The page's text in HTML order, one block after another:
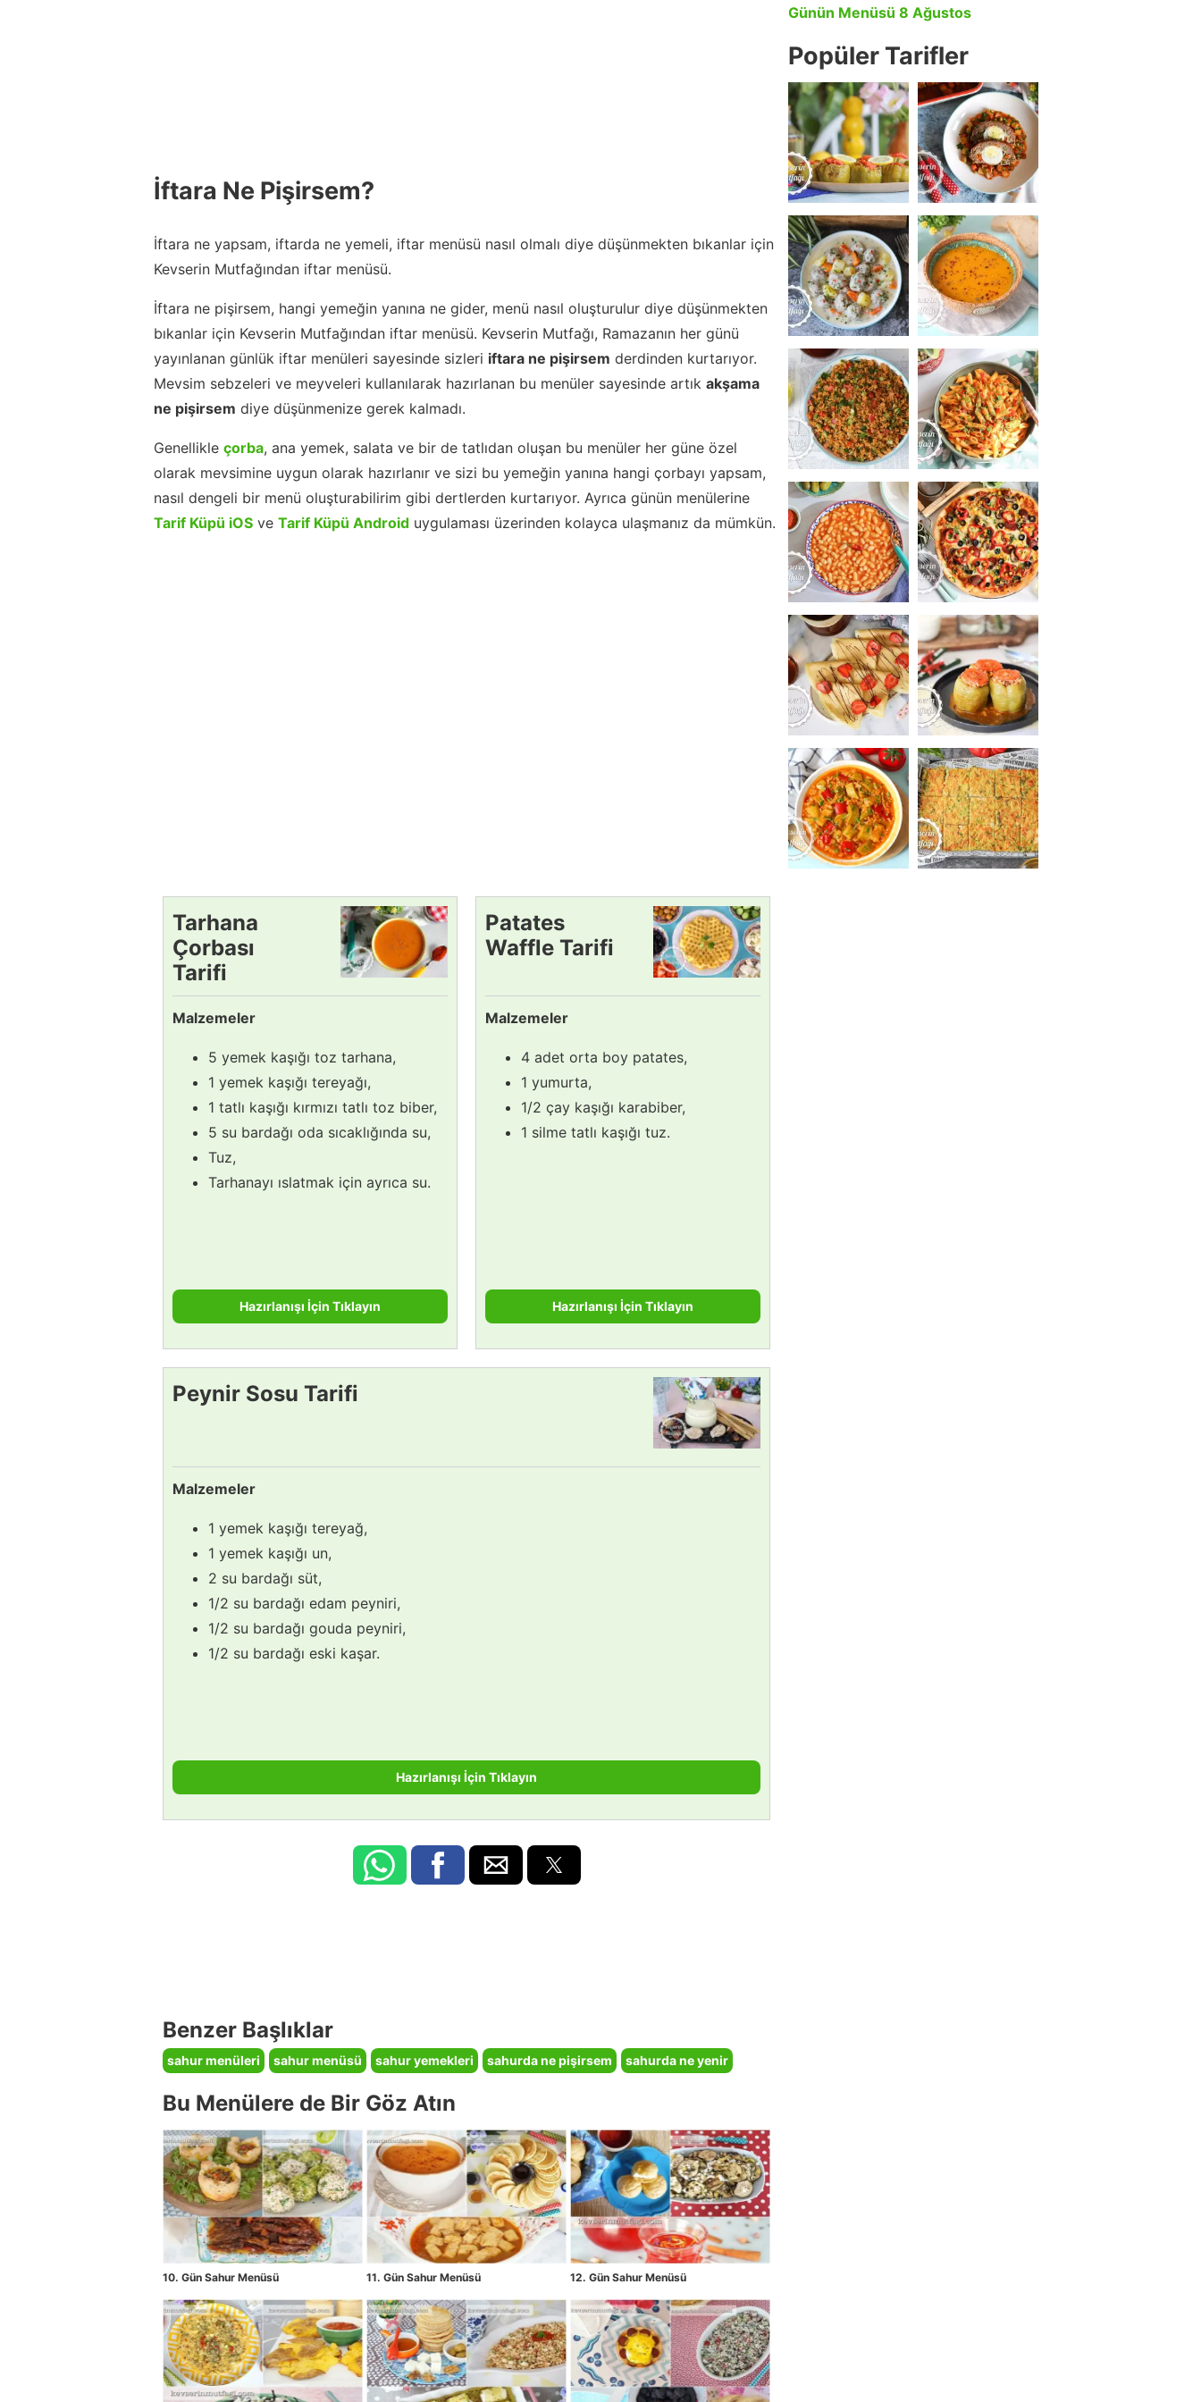
İftara Ne Pişirsem?
İftara ne yapsam, iftarda ne yemeli, iftar menüsü nasıl olmalı diye düşünmekten bıkanlar için
Kevserin Mutfağından iftar menüsü.
İftara ne pişirsem, hangi yemeğin yanına ne gider, menü nasıl oluşturulur diye düşünmekten
bıkanlar için Kevserin Mutfağından iftar menüsü. Kevserin Mutfağı, Ramazanın her günü
yayınlanan günlük iftar menüleri sayesinde sizleri iftara ne pişirsem derdinden kurtarıyor.
Mevsim sebzeleri ve meyveleri kullanılarak hazırlanan bu menüler sayesinde artık akşama
ne pişirsem diye düşünmenize gerek kalmadı.
Genellikle çorba, ana yemek, salata ve bir de tatlıdan oluşan bu menüler her güne özel
olarak mevsimine uygun olarak hazırlanır ve sizi bu yemeğin yanına hangi çorbayı yapsam,
nasıl dengeli bir menü oluşturabilirim gibi dertlerden kurtarıyor. Ayrıca günün menülerine
Tarif Küpü iOS ve Tarif Küpü Android uygulaması üzerinden kolayca ulaşmanız da mümkün.
Tarhana
Çorbası
Tarifi
Malzemeler
5 yemek kaşığı toz tarhana,
1 yemek kaşığı tereyağı,
1 tatlı kaşığı kırmızı tatlı toz biber,
5 su bardağı oda sıcaklığında su,
Tuz,
Tarhanayı ıslatmak için ayrıca su.
Hazırlanışı İçin Tıklayın
Patates
Waffle Tarifi
Malzemeler
4 adet orta boy patates,
1 yumurta,
1/2 çay kaşığı karabiber,
1 silme tatlı kaşığı tuz.
Hazırlanışı İçin Tıklayın
Peynir Sosu Tarifi
Malzemeler
1 yemek kaşığı tereyağ,
1 yemek kaşığı un,
2 su bardağı süt,
1/2 su bardağı edam peyniri,
1/2 su bardağı gouda peyniri,
1/2 su bardağı eski kaşar.
Hazırlanışı İçin Tıklayın
Benzer Başlıklar
sahur menüleri sahur menüsü sahur yemekleri sahurda ne pişirsem sahurda ne yenir
Bu Menülere de Bir Göz Atın
10. Gün Sahur Menüsü 11. Gün Sahur Menüsü 12. Gün Sahur Menüsü
Günün Menüsü 8 Ağustos
Popüler Tarifler